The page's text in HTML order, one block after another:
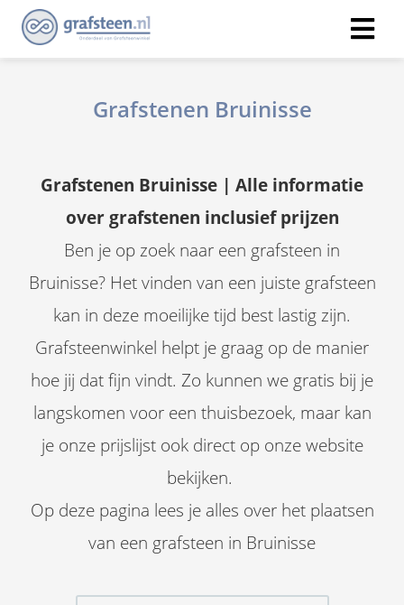
Grafstenen Bruinisse
Grafstenen Bruinisse | Alle informatie
over grafstenen inclusief prijzen
Ben je op zoek naar een grafsteen in
Bruinisse? Het vinden van een juiste grafsteen
kan in deze moeilijke tijd best lastig zijn.
Grafsteenwinkel helpt je graag op de manier
hoe jij dat fijn vindt. Zo kunnen we gratis bij je
langskomen voor een thuisbezoek, maar kan
je onze prijslijst ook direct op onze website
bekijken.
Op deze pagina lees je alles over het plaatsen
van een grafsteen in Bruinisse